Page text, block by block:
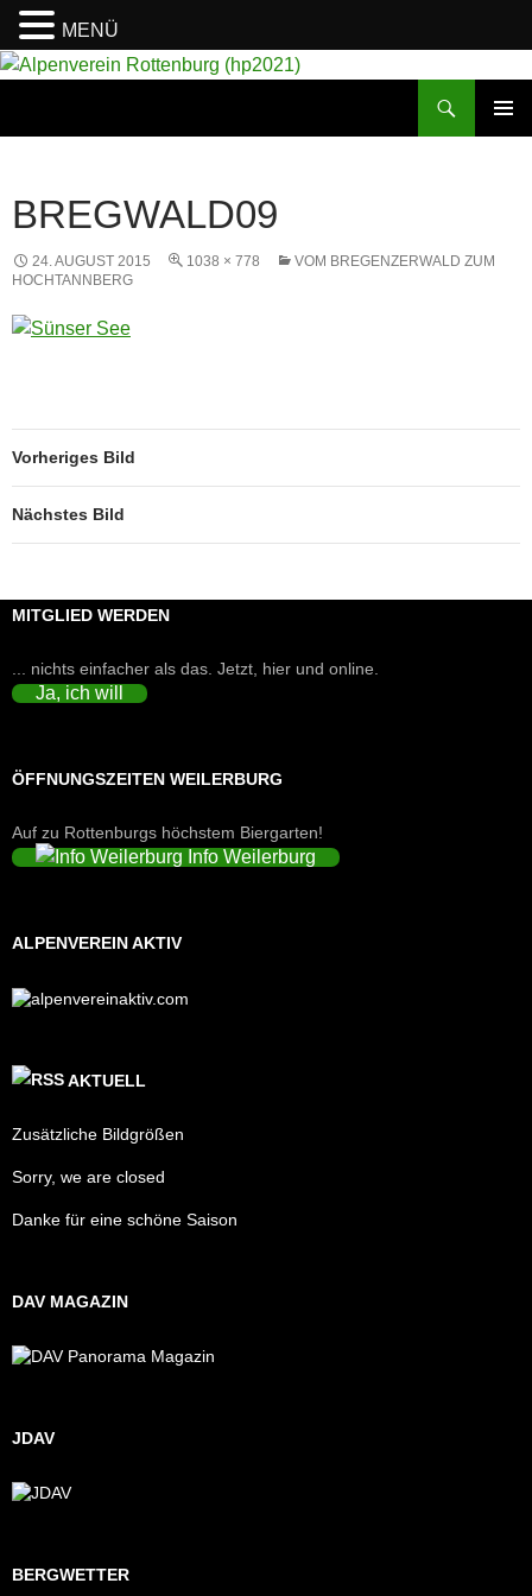
BREGWALD09
24. AUGUST 2015 1038 × 778
VOM BREGENZERWALD ZUM
HOCHTANNBERG
Vorheriges Bild
Nächstes Bild
MITGLIED WERDEN
... nichts einfacher als das. Jetzt, hier und online.
Ja, ich will
ÖFFNUNGSZEITEN WEILERBURG
Auf zu Rottenburgs höchstem Biergarten!
Info Weilerburg
ALPENVEREIN AKTIV
AKTUELL
Zusätzliche Bildgrößen
Sorry, we are closed
Danke für eine schöne Saison
DAV MAGAZIN
JDAV
BERGWETTER
MENÜ